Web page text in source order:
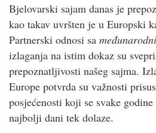
Bjelovarski sajam danas je
kao takav uvršten je u Europski
Partnerski odnosi sa
izlaganja na istim dokaz su
prepoznatljivosti našeg sajma.
Europe potvrda su važnosti
posjećenosti koji se svake
najbolji dani tek dolaze.